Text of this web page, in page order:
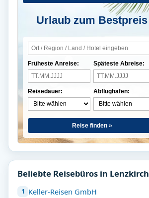
Urlaub zum Bestpreis
Früheste Anreise:
Reisedauer:
Späteste Abreise:
Abflughafen:
Reise finden »
Beliebte Reisebüros in Lenzkirch
Keller-Reisen GmbH